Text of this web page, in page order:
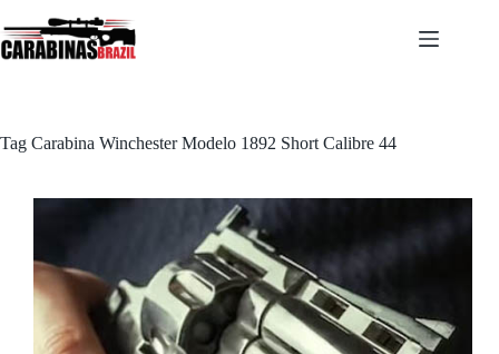
para
o
Tag Carabina Winchester Modelo 1892 Short Calibre 44